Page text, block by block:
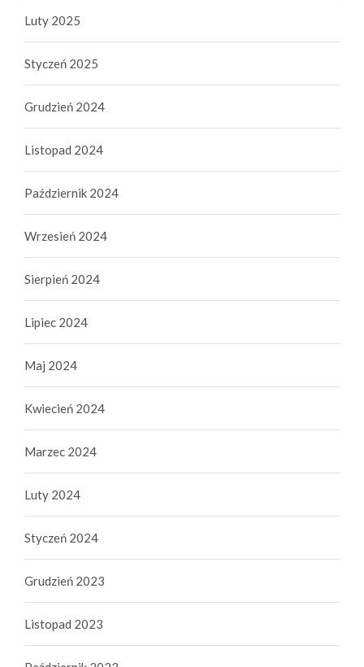
Luty 2025
Styczeń 2025
Grudzień 2024
Listopad 2024
Październik 2024
Wrzesień 2024
Sierpień 2024
Lipiec 2024
Maj 2024
Kwiecień 2024
Marzec 2024
Luty 2024
Styczeń 2024
Grudzień 2023
Listopad 2023